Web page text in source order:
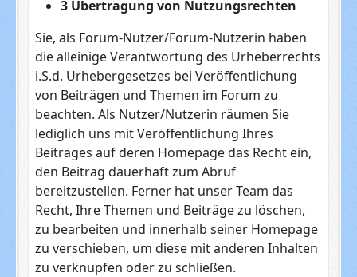
3 Übertragung von Nutzungsrechten
Sie, als Forum-Nutzer/Forum-Nutzerin haben
die alleinige Verantwortung des Urheberrechts
i.S.d. Urhebergesetzes bei Veröffentlichung
von Beiträgen und Themen im Forum zu
beachten. Als Nutzer/Nutzerin räumen Sie
lediglich uns mit Veröffentlichung Ihres
Beitrages auf deren Homepage das Recht ein,
den Beitrag dauerhaft zum Abruf
bereitzustellen. Ferner hat unser Team das
Recht, Ihre Themen und Beiträge zu löschen,
zu bearbeiten und innerhalb seiner Homepage
zu verschieben, um diese mit anderen Inhalten
zu verknüpfen oder zu schließen.